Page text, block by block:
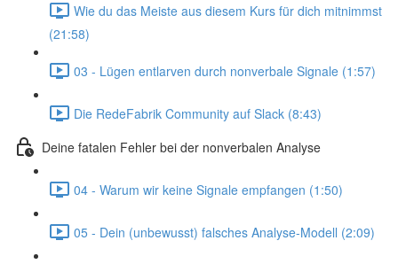
Wie du das Meiste aus diesem Kurs für dich mitnimmst
(21:58)
03 - Lügen entlarven durch nonverbale Signale (1:57)
Die RedeFabrik Community auf Slack (8:43)
Deine fatalen Fehler bei der nonverbalen Analyse
04 - Warum wir keine Signale empfangen (1:50)
05 - Dein (unbewusst) falsches Analyse-Modell (2:09)